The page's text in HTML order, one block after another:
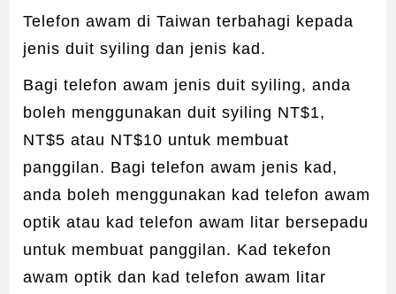
Telefon awam di Taiwan terbahagi kepada
jenis duit syiling dan jenis kad.
Bagi telefon awam jenis duit syiling, anda
boleh menggunakan duit syiling NT$1,
NT$5 atau NT$10 untuk membuat
panggilan. Bagi telefon awam jenis kad,
anda boleh menggunakan kad telefon awam
optik atau kad telefon awam litar bersepadu
untuk membuat panggilan. Kad tekefon
awam optik dan kad telefon awam litar